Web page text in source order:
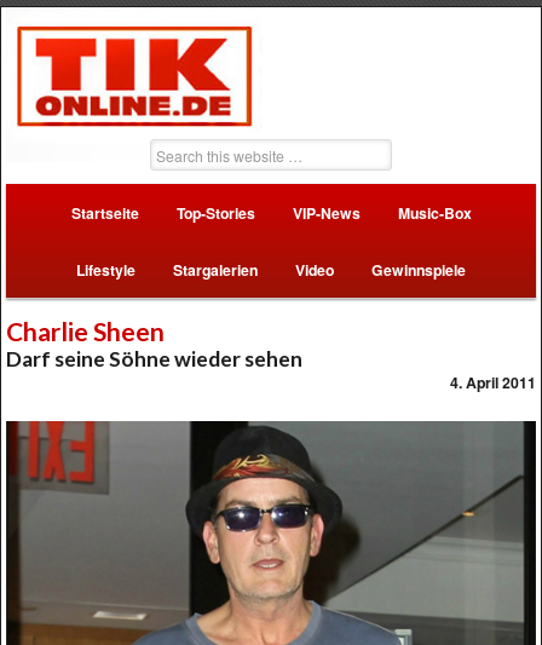
Startseite Top-Stories VIP-News Music-Box
Lifestyle Stargalerien Video Gewinnspiele
Charlie Sheen
Darf seine Söhne wieder sehen
4. April 2011